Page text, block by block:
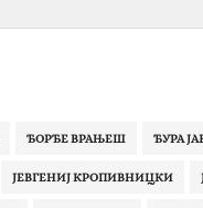
ЂОРЂЕ ВРАЊЕШ ЂУРА
ЈЕВГЕНИЈ КРОПИВНИЦКИ